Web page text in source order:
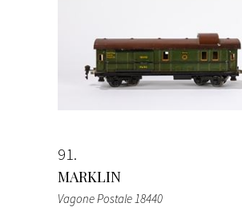
91
MARKLIN
Vagone Postale 18440